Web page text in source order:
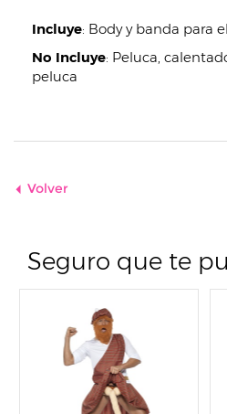
Incluye: Body y banda para
No Incluye: Peluca,
peluca
Volver
Seguro que te